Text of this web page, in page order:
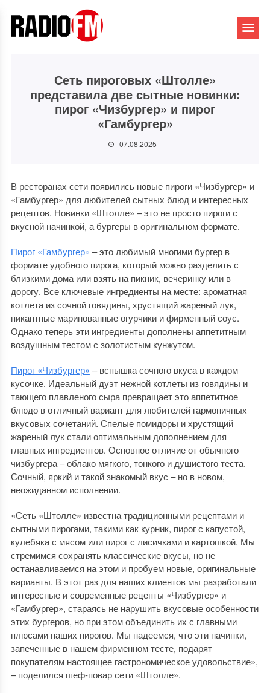
Сеть пироговых «Штолле»
представила две сытные новинки:
пирог «Чизбургер» и пирог
«Гамбургер»
07.08.2025
В ресторанах сети появились новые пироги «Чизбургер» и
«Гамбургер» для любителей сытных блюд и интересных
рецептов. Новинки «Штолле» – это не просто пироги с
вкусной начинкой, а бургеры в оригинальном формате.
Пирог «Гамбургер» – это любимый многими бургер в
формате удобного пирога, который можно разделить с
близкими дома или взять на пикник, вечеринку или в
дорогу. Все ключевые ингредиенты на месте: ароматная
котлета из сочной говядины, хрустящий жареный лук,
пикантные маринованные огурчики и фирменный соус.
Однако теперь эти ингредиенты дополнены аппетитным
воздушным тестом с золотистым кунжутом.
Пирог «Чизбургер» – вспышка сочного вкуса в каждом
кусочке. Идеальный дуэт нежной котлеты из говядины и
тающего плавленого сыра превращает это аппетитное
блюдо в отличный вариант для любителей гармоничных
вкусовых сочетаний. Спелые помидоры и хрустящий
жареный лук стали оптимальным дополнением для
главных ингредиентов. Основное отличие от обычного
чизбургера – облако мягкого, тонкого и душистого теста.
Сочный, яркий и такой знакомый вкус – но в новом,
неожиданном исполнении.
«Сеть «Штолле» известна традиционными рецептами и
сытными пирогами, такими как курник, пирог с капустой,
кулебяка с мясом или пирог с лисичками и картошкой. Мы
стремимся сохранять классические вкусы, но не
останавливаемся на этом и пробуем новые, оригинальные
варианты. В этот раз для наших клиентов мы разработали
интересные и современные рецепты «Чизбургер» и
«Гамбургер», стараясь не нарушить вкусовые особенности
этих бургеров, но при этом объединить их с главными
плюсами наших пирогов. Мы надеемся, что эти начинки,
запеченные в нашем фирменном тесте, подарят
покупателям настоящее гастрономическое удовольствие»,
– поделился шеф-повар сети «Штолле».